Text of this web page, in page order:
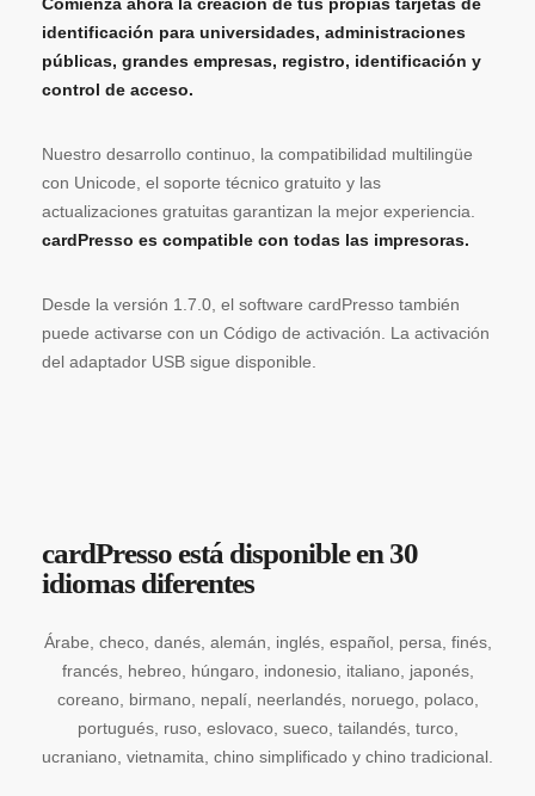
identificación para universidades, administraciones
públicas, grandes empresas, registro, identificación y
control de acceso.
Nuestro desarrollo continuo, la compatibilidad multilingüe
con Unicode, el soporte técnico gratuito y las
actualizaciones gratuitas garantizan la mejor experiencia.
cardPresso es compatible con todas las impresoras.
Desde la versión 1.7.0, el software cardPresso también
puede activarse con un Código de activación. La activación
del adaptador USB sigue disponible.
cardPresso está disponible en 30
idiomas diferentes
Árabe, checo, danés, alemán, inglés, español, persa, finés,
francés, hebreo, húngaro, indonesio, italiano, japonés,
coreano, birmano, nepalí, neerlandés, noruego, polaco,
portugués, ruso, eslovaco, sueco, tailandés, turco,
ucraniano, vietnamita, chino simplificado y chino tradicional.